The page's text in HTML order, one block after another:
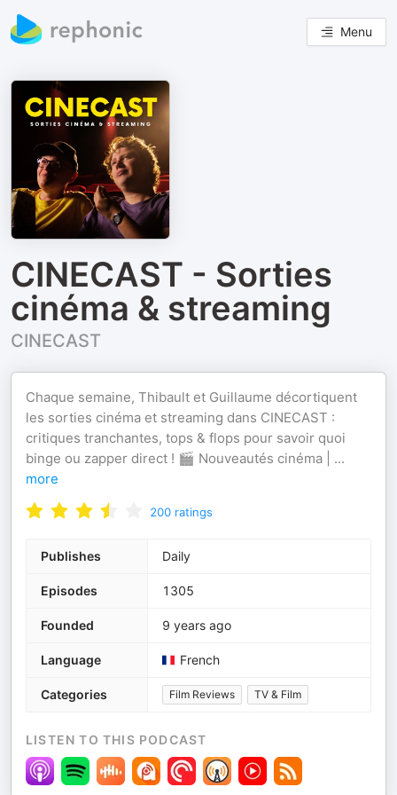
Menu
CINECAST - Sorties
cinéma & streaming
CINECAST
Chaque semaine, Thibault et Guillaume décortiquent
les sorties cinéma et streaming dans CINECAST :
critiques tranchantes, tops & flops pour savoir quoi
binge ou zapper direct ! 🎬 Nouveautés cinéma | ...
more
200 ratings
Publishes Daily
Episodes 1305
Founded 9 years ago
Language French
Categories Film Reviews TV & Film
LISTEN TO THIS PODCAST